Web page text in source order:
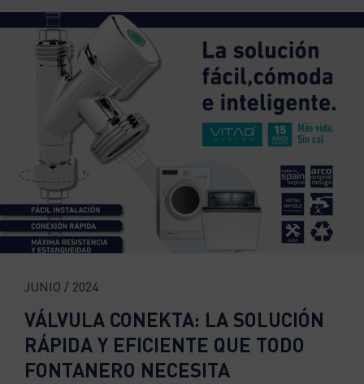
JUNIO / 2024
VÁLVULA CONEKTA: LA SOLUCIÓN
RÁPIDA Y EFICIENTE QUE TODO
FONTANERO NECESITA